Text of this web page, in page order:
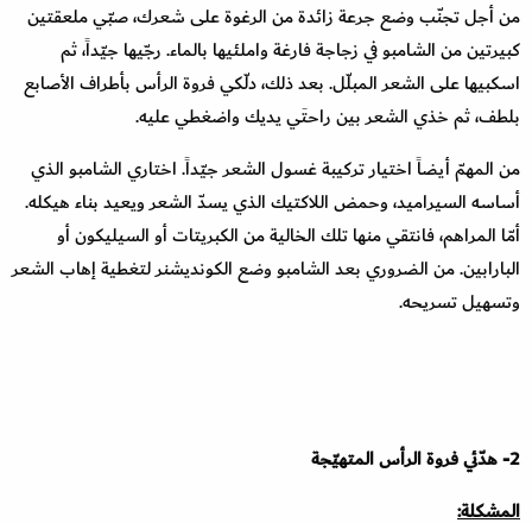
من أجل تجنّب وضع جرعة زائدة من الرغوة على شعرك، صبّي ملعقتين
كبيرتين من الشامبو في زجاجة فارغة واملئيها بالماء. رجّيها جيّداً، ثم
اسكبيها على الشعر المبلّل. بعد ذلك، دلّكي فروة الرأس بأطراف الأصابع
بلطف، ثم خذي الشعر بين راحتَي يديك واضغطي عليه.
من المهمّ أيضاً اختيار تركيبة غسول الشعر جيّداً. اختاري الشامبو الذي
أساسه السيراميد، وحمض اللاكتيك الذي يسدّ الشعر ويعيد بناء هيكله.
أمّا المراهم، فانتقي منها تلك الخالية من الكبريتات أو السيليكون أو
البارابين. من الضروري بعد الشامبو وضع الكونديشنر لتغطية إهاب الشعر
وتسهيل تسريحه.
2- هدّئي فروة الرأس المتهيّجة
المشكلة: